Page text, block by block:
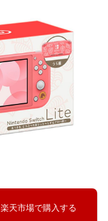
楽天市場で購入する